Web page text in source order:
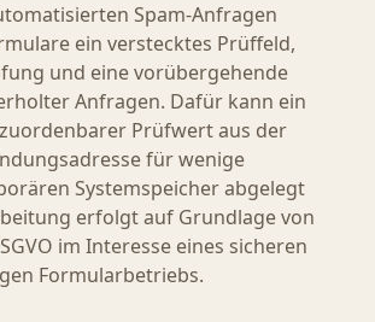
Spam-Anfragen
ein verstecktes Prüffeld,
und eine vorübergehende
Anfragen. Dafür kann ein
Prüfwert aus der
für wenige
Systemspeicher abgelegt
erfolgt auf Grundlage von
im Interesse eines sicheren
Formularbetriebs.